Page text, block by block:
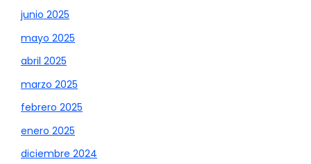
junio 2025
mayo 2025
abril 2025
marzo 2025
febrero 2025
enero 2025
diciembre 2024